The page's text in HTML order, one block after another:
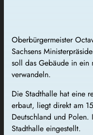
Oberbürgermeister
Sachsens
soll das Gebäude in ein
verwandeln.
Die Stadthalle hat eine
erbaut, liegt direkt am
Deutschland und
Stadthalle eingestellt.